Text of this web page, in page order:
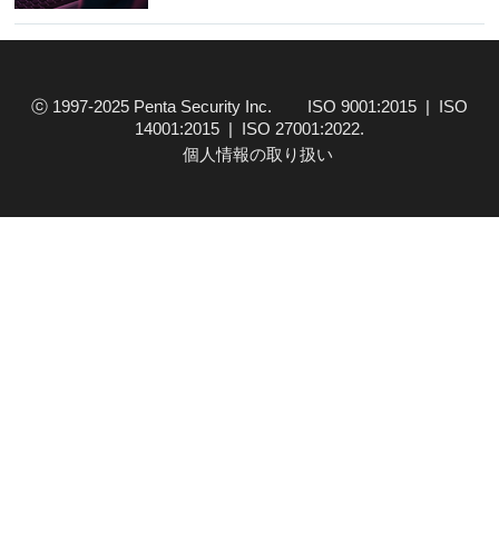
ことで、感染したPCに対して一定の制限をか
けて、その制限解除と引き換えに金銭を要求
ⓒ 1997-2025 Penta Security Inc. ISO 9001:2015 | ISO
14001:2015 | ISO 27001:2022.
個人情報の取り扱い